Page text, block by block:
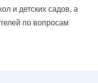
и детских садов, а
по вопросам